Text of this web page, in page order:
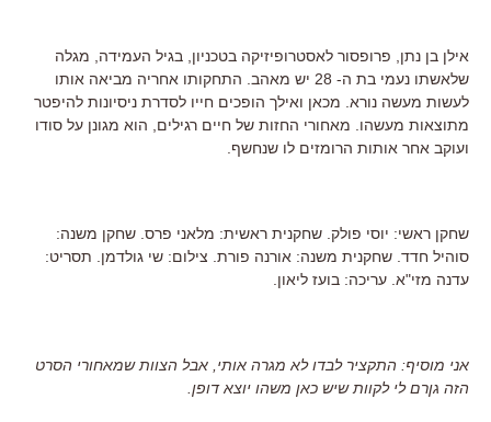
אילן בן נתן, פרופסור לאסטרופיזיקה בטכניון, בגיל העמידה, מגלה
שלאשתו נעמי בת ה- 28 יש מאהב. התחקותו אחריה מביאה אותו
לעשות מעשה נורא. מכאן ואילך הופכים חייו לסדרת ניסיונות להיפטר
מתוצאות מעשהו. מאחורי החזות של חיים רגילים, הוא מגונן על סודו
ועוקב אחר אותות הרומזים לו שנחשף.
שחקן ראשי: יוסי פולק. שחקנית ראשית: מלאני פרס. שחקן משנה:
סוהיל חדד. שחקנית משנה: אורנה פורת. צילום: שי גולדמן. תסריט:
עדנה מזי"א. עריכה: בועז ליאון.
אני מוסיף: התקציר לבדו לא מגרה אותי, אבל הצוות שמאחורי הסרט
הזה גןרם לי לקוות שיש כאן משהו יוצא דופן.